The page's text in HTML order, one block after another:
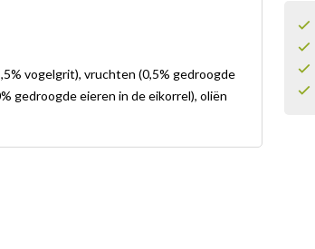
vogelgrit), vruchten (0,5% gedroogde
gedroogde eieren in de eikorrel), oliën